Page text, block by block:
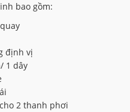
bao gồm:
định vị
1 dây
2 thanh phơi